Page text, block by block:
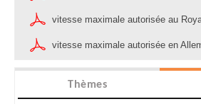
vitesse maximale autorisée au
vitesse maximale autorisée en
Thèmes